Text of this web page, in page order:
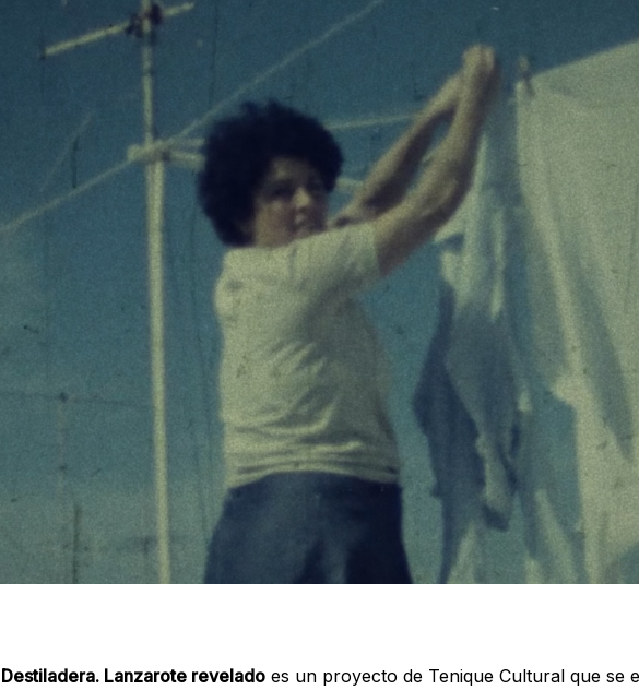
Destiladera. Lanzarote revelado es un proyecto de Tenique Cultural que se